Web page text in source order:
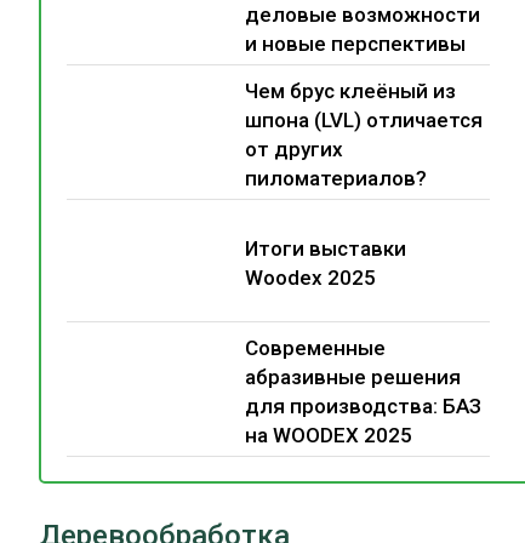
деловые возможности
и новые перспективы
Чем брус клеёный из
шпона (LVL) отличается
от других
пиломатериалов?
Итоги выставки
Woodex 2025
Современные
абразивные решения
для производства: БАЗ
на WOODEX 2025
Деревообработка